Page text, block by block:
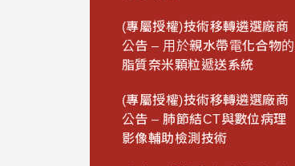
(專屬授權)技術移轉遴選廠商
公告 – 用於親水帶電化合物的
脂質奈米顆粒遞送系統
(專屬授權)技術移轉遴選廠商
公告 – 肺節結CT與數位病理
影像輔助檢測技術